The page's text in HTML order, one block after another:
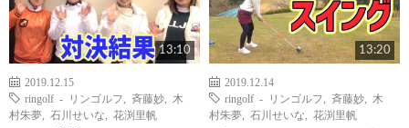
13:10
2019.12.15
ringolf - リンゴルフ
斉藤妙
木
村朱夢
石川せいな 花渕里帆
13:20
2019.12.14
ringolf - リンゴルフ
斉藤妙
木
村朱夢
石川せいな 花渕里帆